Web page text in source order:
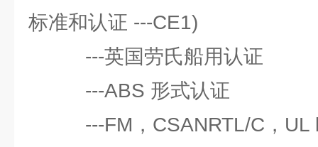
标准和认证 ---CE1)
---英国劳氏船用认证
---ABS 形式认证
---FM，CSANRTL/C，UL